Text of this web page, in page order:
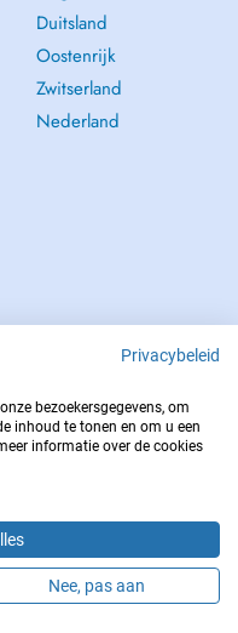
Duitsland
Oostenrijk
Zwitserland
Nederland
OP MET : 112
B.V.B.A. 37 Square de Meeûs
1000 Bruxelles
Privacybeleid
bezoekersgegevens, om
inhoud te tonen en om u een
informatie over de cookies
Nee, pas aan